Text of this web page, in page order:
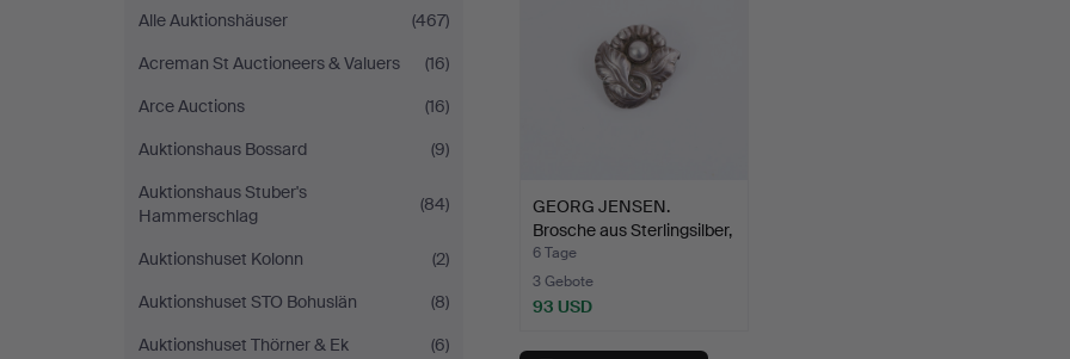
Alle Auktionshäuser
(467)
Acreman St Auctioneers & Valuers
(16)
Arce Auctions
(16)
Auktionshaus Bossard
(9)
Auktionshaus Stuber's
Hammerschlag
(84)
Auktionshuset Kolonn
(2)
Auktionshuset STO Bohuslän
(8)
Auktionshuset Thörner & Ek
(6)
GEORG JENSEN.
Brosche aus Sterlingsilber,
…
6 Tage
3 Gebote
93 USD